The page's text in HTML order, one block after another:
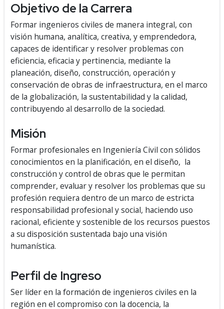
Objetivo de la Carrera
Formar ingenieros civiles de manera integral, con
visión humana, analítica, creativa, y emprendedora,
capaces de identificar y resolver problemas con
eficiencia, eficacia y pertinencia, mediante la
planeación, diseño, construcción, operación y
conservación de obras de infraestructura, en el marco
de la globalización, la sustentabilidad y la calidad,
contribuyendo al desarrollo de la sociedad.
Misión
Formar profesionales en Ingeniería Civil con sólidos
conocimientos en la planificación, en el diseño, la
construcción y control de obras que le permitan
comprender, evaluar y resolver los problemas que su
profesión requiera dentro de un marco de estricta
responsabilidad profesional y social, haciendo uso
racional, eficiente y sostenible de los recursos puestos
a su disposición sustentada bajo una visión
humanística.
Perfil de Ingreso
Ser líder en la formación de ingenieros civiles en la
región en el compromiso con la docencia, la